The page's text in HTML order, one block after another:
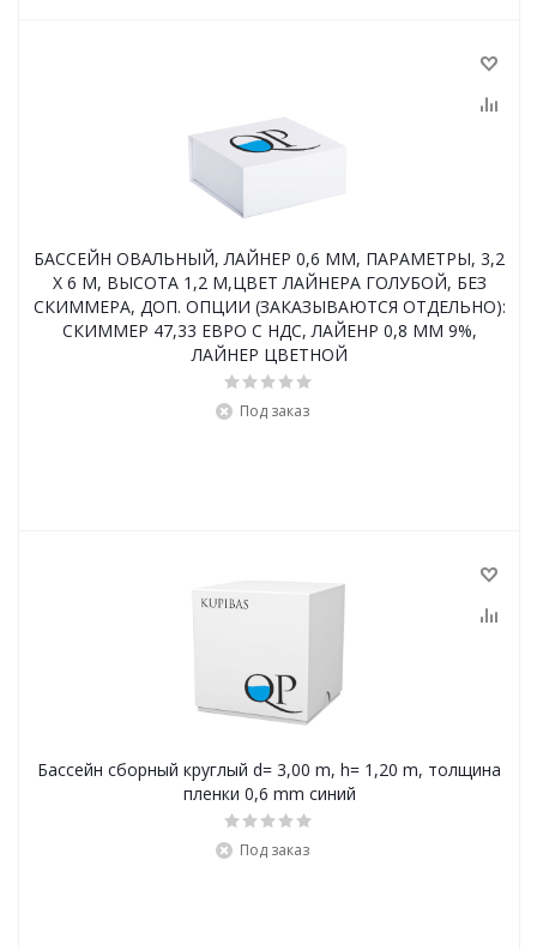
БАССЕЙН ОВАЛЬНЫЙ, ЛАЙНЕР 0,6 ММ, ПАРАМЕТРЫ, 3,2
Х 6 М, ВЫСОТА 1,2 М,ЦВЕТ ЛАЙНЕРА ГОЛУБОЙ, БЕЗ
СКИММЕРА, ДОП. ОПЦИИ (ЗАКАЗЫВАЮТСЯ ОТДЕЛЬНО):
СКИММЕР 47,33 ЕВРО С НДС, ЛАЙЕНР 0,8 ММ 9%,
ЛАЙНЕР ЦВЕТНОЙ
Под заказ
Бассейн сборный круглый d= 3,00 m, h= 1,20 m, толщина
пленки 0,6 mm синий
Под заказ